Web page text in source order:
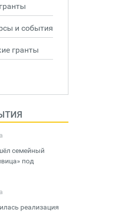
и события
гранты
семейный
под
реализация